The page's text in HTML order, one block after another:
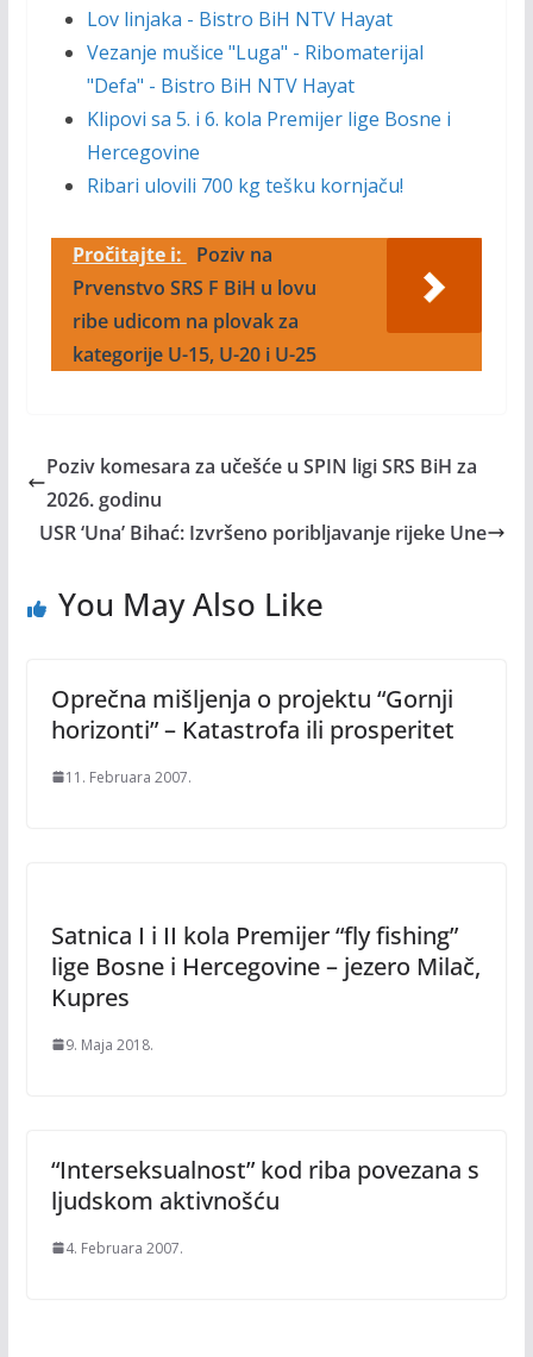
Lov linjaka - Bistro BiH NTV Hayat
Vezanje mušice "Luga" - Ribomaterijal
"Defa" - Bistro BiH NTV Hayat
Klipovi sa 5. i 6. kola Premijer lige Bosne i
Hercegovine
Ribari ulovili 700 kg tešku kornjaču!
Pročitajte i:
Poziv na
Prvenstvo SRS F BiH u lovu
ribe udicom na plovak za
kategorije U-15, U-20 i U-25
Poziv komesara za učešće u SPIN ligi SRS BiH za
2026. godinu
USR ‘Una’ Bihać: Izvršeno poribljavanje rijeke Une
You May Also Like
Oprečna mišljenja o projektu “Gornji
horizonti” – Katastrofa ili prosperitet
11. Februara 2007.
Satnica I i II kola Premijer “fly fishing”
lige Bosne i Hercegovine – jezero Milač,
Kupres
9. Maja 2018.
“Interseksualnost” kod riba povezana s
ljudskom aktivnošću
4. Februara 2007.